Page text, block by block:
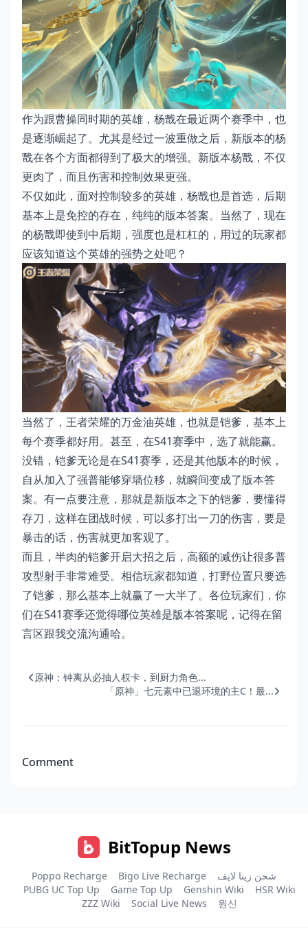
作为跟曹操同时期的英雄，杨戬在最近两个赛季中，也
是逐渐崛起了。尤其是经过一波重做之后，新版本的杨
戬在各个方面都得到了极大的增强。新版本杨戬，不仅
更肉了，而且伤害和控制效果更强。
不仅如此，面对控制较多的英雄，杨戬也是首选，后期
基本上是免控的存在，纯纯的版本答案。当然了，现在
的杨戬即使到中后期，强度也是杠杠的，用过的玩家都
应该知道这个英雄的强势之处吧？
当然了，王者荣耀的万金油英雄，也就是铠爹，基本上
每个赛季都好用。甚至，在S41赛季中，选了就能赢。
没错，铠爹无论是在S41赛季，还是其他版本的时候，
自从加入了强普能够穿墙位移，就瞬间变成了版本答
案。有一点要注意，那就是新版本之下的铠爹，要懂得
存刀，这样在团战时候，可以多打出一刀的伤害，要是
暴击的话，伤害就更加客观了。
而且，半肉的铠爹开启大招之后，高额的减伤让很多普
攻型射手非常难受。相信玩家都知道，打野位置只要选
了铠爹，那么基本上就赢了一大半了。各位玩家们，你
们在S41赛季还觉得哪位英雄是版本答案呢，记得在留
言区跟我交流沟通哈。
原神：钟离从必抽人权卡，到厨力角色...
「原神」七元素中已退环境的主C！最...
Comment
BitTopup News
Poppo Recharge Bigo Live Recharge
شحن زينا لايف
PUBG UC Top Up
Game Top Up Genshin Wiki
HSR Wiki
ZZZ Wiki
Social Live News 원신